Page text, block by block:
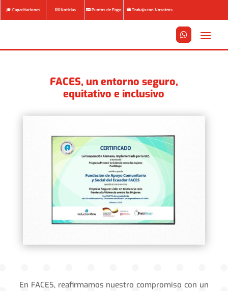
Capacitaciones Noticias Puntos de Pago Trabaja con Nosotros



FACES, un entorno seguro,
equitativo e inclusivo
En FACES, reafirmamos nuestro compromiso con un